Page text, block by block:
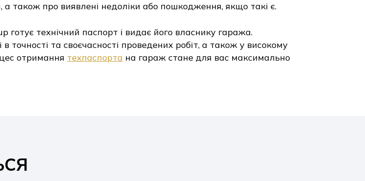
також про виявлені недоліки або пошкодження, якщо такі є.
готує технічний паспорт і видає його власнику гаража.
та своєчасності проведених робіт, а також у високому
отримання техпаспорта на гараж стане для вас максимально